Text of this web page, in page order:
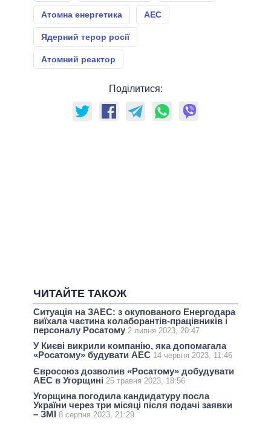
Атомна енергетика АЕС
Ядерний терор росії
Атомний реактор
Поділитися:
ЧИТАЙТЕ ТАКОЖ
Ситуація на ЗАЕС: з окупованого Енергодара
виїхала частина колаборантів-працівників і
персоналу Росатому 2 липня 2023, 20:47
У Києві викрили компанію, яка допомагала
«Росатому» будувати АЕС 14 червня 2023, 11:46
Євросоюз дозволив «Росатому» добудувати
АЕС в Угорщині 25 травня 2023, 18:56
Угорщина погодила кандидатуру посла
України через три місяці після подачі заявки
– ЗМІ 8 серпня 2023, 21:29